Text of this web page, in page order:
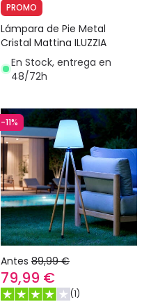
PROMO
Lámpara de Pie Metal
Cristal Mattina ILUZZIA
En Stock, entrega en
48/72h
-11%
Antes 89,99 €
79,99 €
(1)